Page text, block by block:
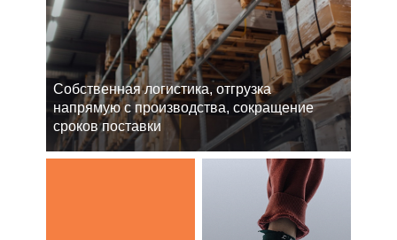
Cобственная логистика, отгрузка
напрямую с производства, сокращение
сроков поставки